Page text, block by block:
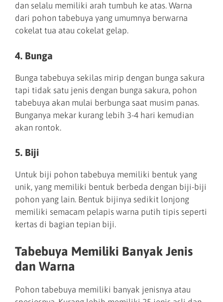
dan selalu memiliki arah tumbuh ke atas. Warna
dari pohon tabebuya yang umumnya berwarna
cokelat tua atau cokelat gelap.
4. Bunga
Bunga tabebuya sekilas mirip dengan bunga sakura
tapi tidak satu jenis dengan bunga sakura, pohon
tabebuya akan mulai berbunga saat musim panas.
Bunganya mekar kurang lebih 3-4 hari kemudian
akan rontok.
5. Biji
Untuk biji pohon tabebuya memiliki bentuk yang
unik, yang memiliki bentuk berbeda dengan biji-biji
pohon yang lain. Bentuk bijinya sedikit lonjong
memiliki semacam pelapis warna putih tipis seperti
kertas di bagian tepian biji.
Tabebuya Memiliki Banyak Jenis
dan Warna
Pohon tabebuya memiliki banyak jenisnya atau